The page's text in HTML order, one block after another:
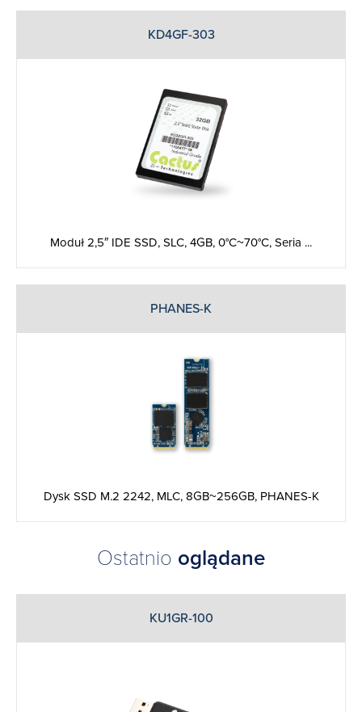
KD4GF-303
Moduł 2,5″ IDE SSD, SLC, 4GB, 0°C~70°C, Seria ...
PHANES-K
Dysk SSD M.2 2242, MLC, 8GB~256GB, PHANES-K
Ostatnio oglądane
KU1GR-100